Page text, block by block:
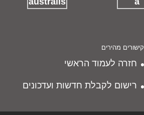
קישורים מהירים
חזרה לעמוד הראשי
רישום לקבלת חדשות ועדכונים